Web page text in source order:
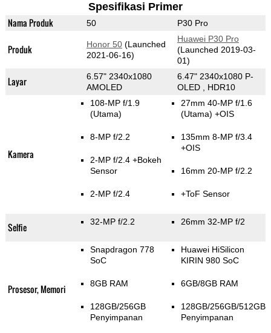
Spesifikasi Primer
Nama Produk 50 P30 Pro
Produk Honor 50(Launched
2021-06-16)
Huawei P30 Pro
(Launched 2019-03-
01)
Layar
6.57" 2340x1080
AMOLED
6.47" 2340x1080 P-
OLED , HDR10
Kamera
108-MP f/1.9
(Utama)
8-MP f/2.2
2-MP f/2.4 +Bokeh
Sensor
2-MP f/2.4
27mm 40-MP f/1.6
(Utama) +OIS
135mm 8-MP f/3.4
+OIS
16mm 20-MP f/2.2
+ToF Sensor
Selfie 32-MP f/2.2 26mm 32-MP f/2
Prosesor, Memori
Snapdragon 778
SoC
8GB RAM
128GB/256GB
Penyimpanan
Huawei HiSilicon
KIRIN 980 SoC
6GB/8GB RAM
128GB/256GB/512GB
Penyimpanan